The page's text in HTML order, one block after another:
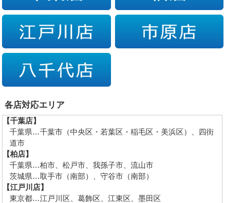
各店対応エリア
【千葉店】
千葉県…千葉市（中央区・若葉区・稲毛区・美浜区）、四街
道市
【柏店】
千葉県…柏市、松戸市、我孫子市、流山市
茨城県…取手市（南部）、守谷市（南部）
【江戸川店】
東京都…江戸川区、葛飾区、江東区、墨田区